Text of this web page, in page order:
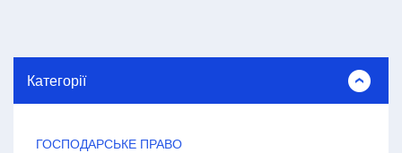
Категорії
ГОСПОДАРСЬКЕ ПРАВО